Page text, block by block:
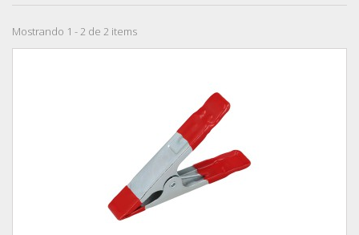
Mostrando 1 - 2 de 2 items